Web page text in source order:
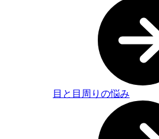
目と目周りの悩み